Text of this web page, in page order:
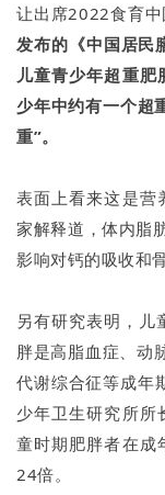
让出席2022食育中
发布的《中国居民
儿童青少年超重
少年中约有一个超
重”。
表面上看来这是营
家解释道，体内脂
影响对钙的吸收和
另有研究表明，儿
胖是高脂血症、动
代谢综合征等成年
少年卫生研究所所
童时期肥胖者在成
24倍。